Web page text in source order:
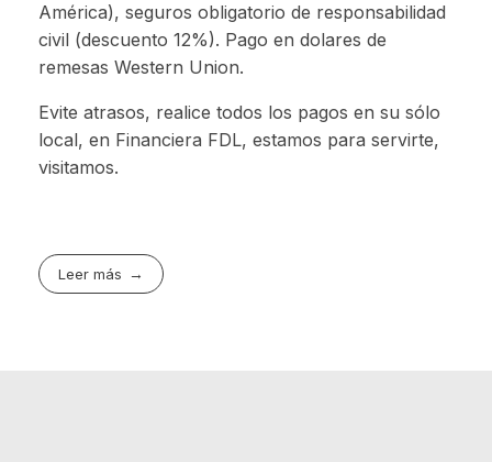
América), seguros obligatorio de responsabilidad
civil (descuento 12%). Pago en dolares de
remesas Western Union.
Evite atrasos, realice todos los pagos en su sólo
local, en Financiera FDL, estamos para servirte,
visitamos.
Leer más